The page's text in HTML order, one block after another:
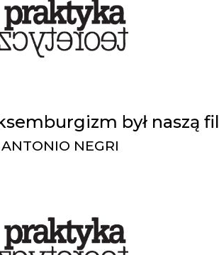
był naszą
ANTONIO NEGRI